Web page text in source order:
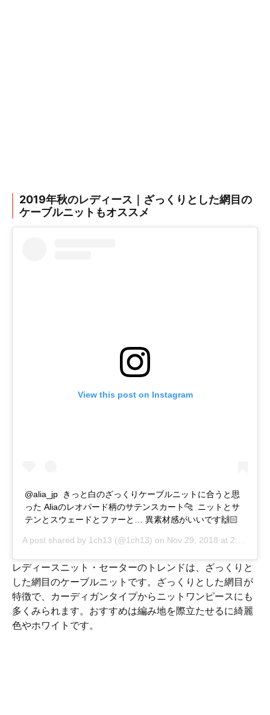
2019年秋のレディース｜ざっくりとした網目の
ケーブルニットもオススメ
View this post on Instagram
@alia_jp きっと白のざっくりケーブルニットに合うと思
った Aliaのレオパード柄のサテンスカート🐆 ニットとサ
テンとスウェードとファーと … 異素材感がいいです🙌🏻
A post shared by 1ch13 (@1ch13) on Nov 29, 2018 at 2:31am PST
レディースニット・セーターのトレンドは、ざっくりと
した網目のケーブルニットです。ざっくりとした網目が
特徴で、カーディガンタイプからニットワンピースにも
多くみられます。おすすめは編み地を際立たせるに綺麗
色やホワイトです。